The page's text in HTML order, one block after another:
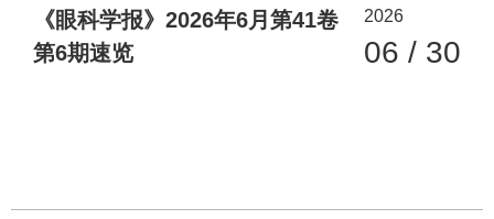
《眼科学报》2026年6月第41卷
第6期速览
2026
06 / 30